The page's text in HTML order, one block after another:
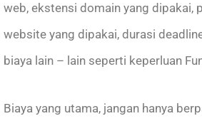
web, ekstensi domain yang dipakai,
website yang dipakai, durasi
biaya lain – lain seperti keperluan
Biaya yang utama, jangan hanya